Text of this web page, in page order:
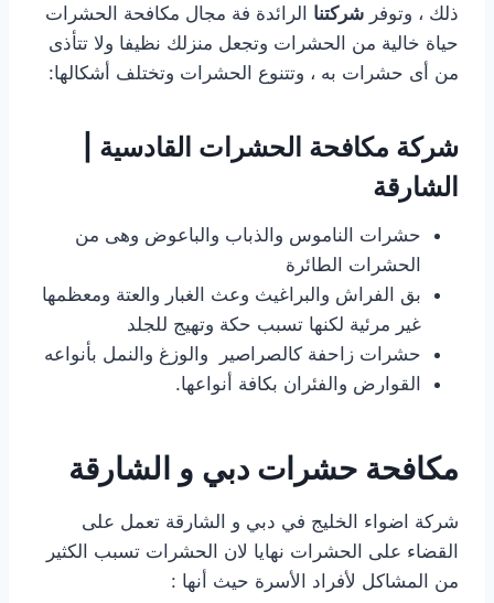
ذلك ، وتوفر شركتنا الرائدة فة مجال مكافحة الحشرات
حياة خالية من الحشرات وتجعل منزلك نظيفا ولا تتأذى
من أى حشرات به ، وتتنوع الحشرات وتختلف أشكالها:
شركة مكافحة الحشرات القادسية |
الشارقة
حشرات الناموس والذباب والباعوض وهى من
الحشرات الطائرة
بق الفراش والبراغيث وعث الغبار والعتة ومعظمها
غير مرئية لكنها تسبب حكة وتهيج للجلد
حشرات زاحفة كالصراصير والوزغ والنمل بأنواعه
القوارض والفئران بكافة أنواعها.
مكافحة حشرات دبي و الشارقة
شركة اضواء الخليج في دبي و الشارقة تعمل على
القضاء على الحشرات نهايا لان الحشرات تسبب الكثير
من المشاكل لأفراد الأسرة حيث أنها :